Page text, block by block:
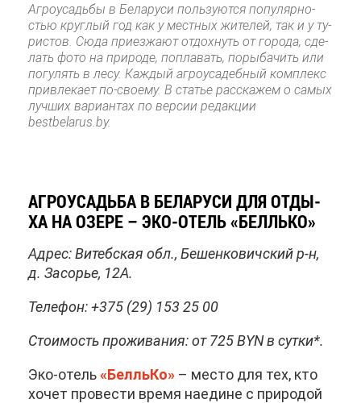
Аг­ро­усадь­бы в Бе­ла­ру­си поль­зу­ют­ся по­пу­ляр­но­
стью круг­лый год как у мест­ных жи­те­лей, так и у ту­
ри­стов. Сю­да при­ез­жа­ют от­дох­нуть от го­ро­да, сде­
лать фо­то на при­ро­де, по­пла­вать, по­ры­ба­чить или
по­гу­лять в ле­су. Каж­дый аг­ро­уса­деб­ный ком­плекс
при­вле­ка­ет по‑сво­е­му. В ста­тье рас­ска­жем о са­мых
луч­ших ва­ри­ан­тах по вер­сии ре­дак­ции
bestbelarus.by.
АГ­РО­УСАДЬ­БА В БЕ­ЛА­РУ­СИ ДЛЯ ОТ­ДЫ­
ХА НА ОЗЕ­РЕ – ЭКО-ОТЕЛЬ «БЕЛЛЬ­КО»
Ад­рес: Ви­теб­ская обл., Бе­шен­ко­вич­ский р-н,
д. За­со­рье, 12А.
Те­ле­фон: +375 (29) 153 25 00
Сто­и­мость про­жи­ва­ния: от 725 BYN в сут­ки*.
Эко-отель«Белль­Ко» – ме­сто для тех, кто
хо­чет про­ве­сти вре­мя на­едине с при­ро­дой